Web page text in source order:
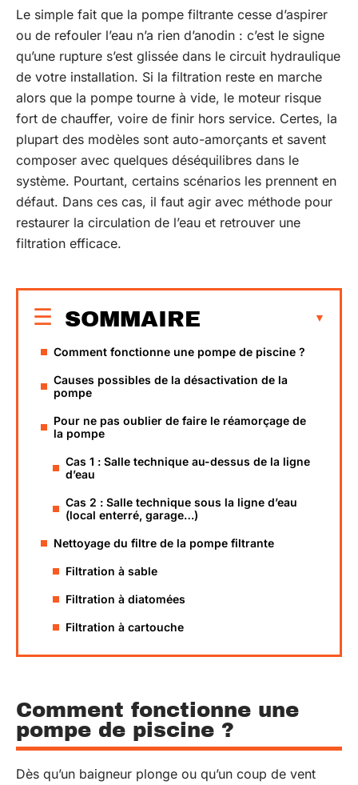
Le simple fait que la pompe filtrante cesse d’aspirer
ou de refouler l’eau n’a rien d’anodin : c’est le signe
qu’une rupture s’est glissée dans le circuit hydraulique
de votre installation. Si la filtration reste en marche
alors que la pompe tourne à vide, le moteur risque
fort de chauffer, voire de finir hors service. Certes, la
plupart des modèles sont auto-amorçants et savent
composer avec quelques déséquilibres dans le
système. Pourtant, certains scénarios les prennent en
défaut. Dans ces cas, il faut agir avec méthode pour
restaurer la circulation de l’eau et retrouver une
filtration efficace.
SOMMAIRE
Comment fonctionne une pompe de piscine ?
Causes possibles de la désactivation de la
pompe
Pour ne pas oublier de faire le réamorçage de
la pompe
Cas 1 : Salle technique au-dessus de la ligne
d’eau
Cas 2 : Salle technique sous la ligne d’eau
(local enterré, garage…)
Nettoyage du filtre de la pompe filtrante
Filtration à sable
Filtration à diatomées
Filtration à cartouche
Comment fonctionne une
pompe de piscine ?
Dès qu’un baigneur plonge ou qu’un coup de vent